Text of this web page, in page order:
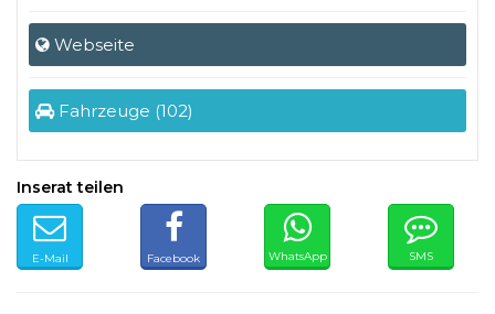
Webseite
Fahrzeuge (102)
Inserat teilen
E-Mail Facebook WhatsApp SMS